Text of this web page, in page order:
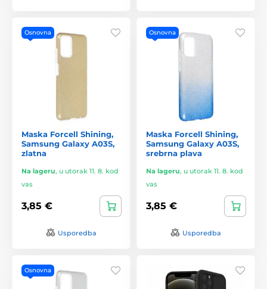
Osnovna
Maska Forcell Shining,
Samsung Galaxy A03S,
zlatna
Na lageru, u utorak 11. 8. kod
vas
3,85 €
Usporedba
Osnovna
Maska Forcell Shining,
Samsung Galaxy A03S,
srebrna plava
Na lageru, u utorak 11. 8. kod
vas
3,85 €
Usporedba
Osnovna